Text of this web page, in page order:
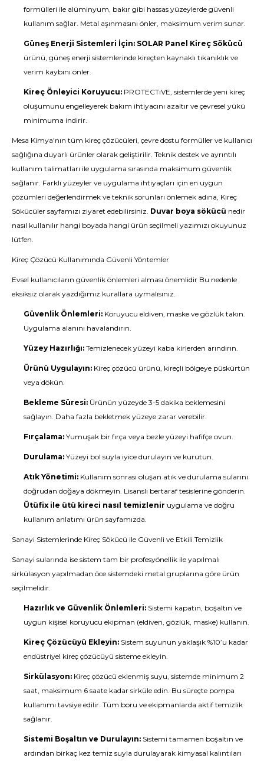
formülleri ile alüminyum, bakır gibi hassas yüzeylerde güvenli
kullanım sağlar. Metal aşınmasını önler, maksimum verim sunar.
Güneş Enerji Sistemleri İçin: SOLAR Panel Kireç Sökücü
ürünü, güneş enerji sistemlerinde kireçten kaynaklı tıkanıklık ve
verim kaybını önler.
Kireç Önleyici Koruyucu: PROTECTiVE, sistemlerde yeni kireç
oluşumunu engelleyerek bakım ihtiyacını azaltır ve çevresel yükü
minimuma indirir.
Mesa Kimya'nın tüm kireç çözücüleri, çevre dostu formüller ve kullanıcı
sağlığına duyarlı ürünler olarak geliştirilir. Teknik destek ve ayrıntılı
kullanım talimatları ile uygulama sırasında maksimum güvenlik
sağlanır. Farklı yüzeyler ve uygulama ihtiyaçları için en uygun
çözümleri değerlendirmek ve teknik sorunları önlemek adına, Kireç
Sökücüler sayfamızı ziyaret edebilirsiniz. Duvar boya sökücü nedir
nasıl kullanılır hangi boyada hangi ürün seçilmeli yazımızı okuyunuz
lütfen.
Kireç Çözücü Kullanımında Güvenli Yöntemler
Evsel kullanıcıların güvenlik önlemleri alması önemlidir Bu nedenle
eksiksiz olarak yazdığımız kurallara uymalısınız.
Güvenlik Önlemleri: Koruyucu eldiven, maske ve gözlük takın.
Uygulama alanını havalandırın.
Yüzey Hazırlığı: Temizlenecek yüzeyi kaba kirlerden arındırın.
Ürünü Uygulayın: Kireç çözücü ürünü, kireçli bölgeye püskürtün
veya dökün.
Bekleme Süresi: Ürünün yüzeyde 3-5 dakika beklemesini
sağlayın. Daha fazla bekletmek yüzeye zarar verebilir.
Fırçalama: Yumuşak bir fırça veya bezle yüzeyi hafifçe ovun.
Durulama: Yüzeyi bol suyla iyice durulayın ve kurutun.
Atık Yönetimi: Kullanım sonrası oluşan atık ve durulama sularını
doğrudan doğaya dökmeyin. Lisanslı bertaraf tesislerine gönderin.
Ütüfix ile ütü kireci nasıl temizlenir uygulama ve doğru
kullanım anlatımı ürün sayfamızda.
Sanayi Sistemlerinde Kireç Sökücü ile Güvenli ve Etkili Temizlik
Sanayi sularında ise sistem tam bir profesyönellik ile yapılmalı
sirkülasyon yapılmadan öce sistemdeki metal gruplarına göre ürün
seçilmelidir.
Hazırlık ve Güvenlik Önlemleri: Sistemi kapatın, boşaltın ve
uygun kişisel koruyucu ekipman (eldiven, gözlük, maske) kullanın.
Kireç Çözücüyü Ekleyin: Sistem suyunun yaklaşık %10’u kadar
endüstriyel kireç çözücüyü sisteme ekleyin.
Sirkülasyon: Kireç çözücü eklenmiş suyu, sistemde minimum 2
saat, maksimum 6 saate kadar sirküle edin. Bu süreçte pompa
kullanımı tavsiye edilir. Tüm boru ve ekipmanlarda aktif temizlik
sağlanır.
Sistemi Boşaltın ve Durulayın: Sistemi tamamen boşaltın ve
ardından birkaç kez temiz suyla durulayarak kimyasal kalıntıları